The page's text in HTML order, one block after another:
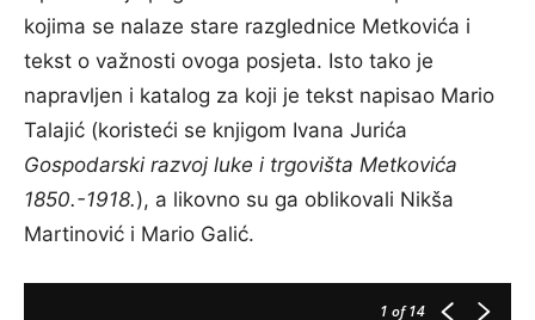
kojima se nalaze stare razglednice Metkovića i
tekst o važnosti ovoga posjeta. Isto tako je
napravljen i katalog za koji je tekst napisao Mario
Talajić (koristeći se knjigom Ivana Jurića
Gospodarski razvoj luke i trgovišta Metkovića
1850.-1918.), a likovno su ga oblikovali Nikša
Martinović i Mario Galić.
1 of 14